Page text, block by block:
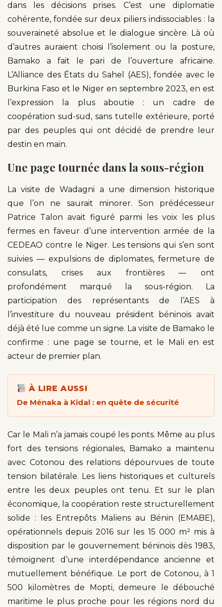
dans les décisions prises. C’est une diplomatie
cohérente, fondée sur deux piliers indissociables : la
souveraineté absolue et le dialogue sincère. Là où
d’autres auraient choisi l’isolement ou la posture,
Bamako a fait le pari de l’ouverture africaine.
L’Alliance des États du Sahel (AES), fondée avec le
Burkina Faso et le Niger en septembre 2023, en est
l’expression la plus aboutie : un cadre de
coopération sud-sud, sans tutelle extérieure, porté
par des peuples qui ont décidé de prendre leur
destin en main.
Une page tournée dans la sous-région
La visite de Wadagni a une dimension historique
que l’on ne saurait minorer. Son prédécesseur
Patrice Talon avait figuré parmi les voix les plus
fermes en faveur d’une intervention armée de la
CEDEAO contre le Niger. Les tensions qui s’en sont
suivies — expulsions de diplomates, fermeture de
consulats, crises aux frontières — ont
profondément marqué la sous-région. La
participation des représentants de l’AES à
l’investiture du nouveau président béninois avait
déjà été lue comme un signe. La visite de Bamako le
confirme : une page se tourne, et le Mali en est
acteur de premier plan.
À LIRE AUSSI
De Ménaka à Kidal : en quête de sécurité
Car le Mali n’a jamais coupé les ponts. Même au plus
fort des tensions régionales, Bamako a maintenu
avec Cotonou des relations dépourvues de toute
tension bilatérale. Les liens historiques et culturels
entre les deux peuples ont tenu. Et sur le plan
économique, la coopération reste structurellement
solide : les Entrepôts Maliens au Bénin (EMABE),
opérationnels depuis 2016 sur les 15 000 m² mis à
disposition par le gouvernement béninois dès 1983,
témoignent d’une interdépendance ancienne et
mutuellement bénéfique. Le port de Cotonou, à 1
500 kilomètres de Mopti, demeure le débouché
maritime le plus proche pour les régions nord du